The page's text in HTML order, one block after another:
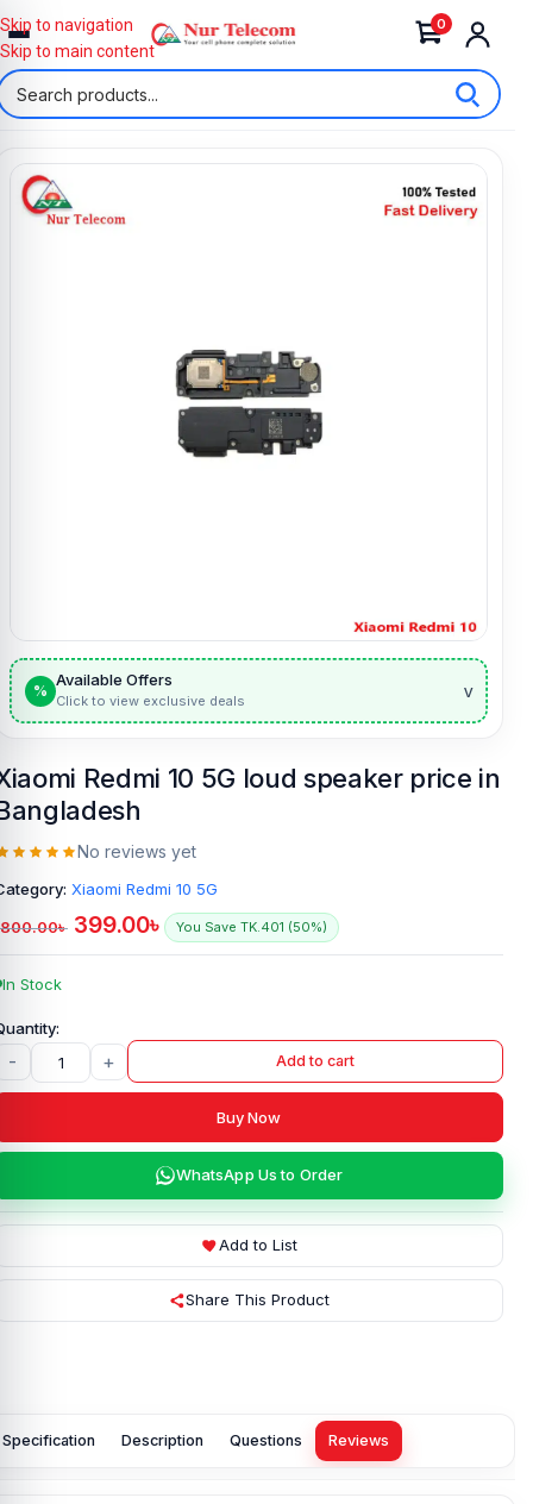
0
Skip to navigation
Skip to main content
%
Available Offers
Click to view exclusive deals v
Redmi 10 5G loud speaker price in
No reviews yet
Xiaomi Redmi 10 5G
800.00৳ 399.00৳ You Save TK.401 (50%)
In Stock
- + Add to cart
Buy Now
WhatsApp Us to Order
Add to List
Share This Product
Specification Description Questions Reviews